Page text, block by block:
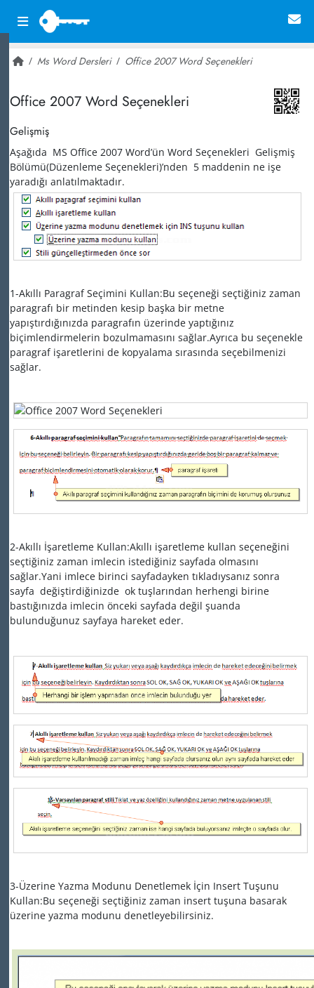
Ms Word Dersleri Office 2007 Word Seçenekleri
Office 2007 Word Seçenekleri
Gelişmiş
Aşağıda MS Office 2007 Word’ün Word Seçenekleri Gelişmiş
Bölümü(Düzenleme Seçenekleri)’nden 5 maddenin ne işe
yaradığı anlatılmaktadır.
1-Akıllı Paragraf Seçimini Kullan:Bu seçeneği seçtiğiniz zaman
paragrafı bir metinden kesip başka bir metne
yapıştırdığınızda paragrafın üzerinde yaptığınız
biçimlendirmelerin bozulmamasını sağlar.Ayrıca bu seçenekle
paragraf işaretlerini de kopyalama sırasında seçebilmenizi
sağlar.
2-Akıllı İşaretleme Kullan:Akıllı işaretleme kullan seçeneğini
seçtiğiniz zaman imlecin istediğiniz sayfada olmasını
sağlar.Yani imlece birinci sayfadayken tıkladıysanız sonra
sayfa değiştirdiğinizde ok tuşlarından herhengi birine
bastığınızda imlecin önceki sayfada değil şuanda
bulunduğunuz sayfaya hareket eder.
3-Üzerine Yazma Modunu Denetlemek İçin Insert Tuşunu
Kullan:Bu seçeneği seçtiğiniz zaman insert tuşuna basarak
üzerine yazma modunu denetleyebilirsiniz.